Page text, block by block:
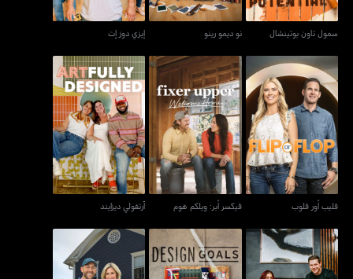
سمول تاون بوتينشال نو ديمو رينو إيزي دوز إت
فليب أور فلوب
فليب أور فلوب
فيكسر أبر: ويلكم هوم
فيكسر أبر: ويلكم هوم
آرتفولي ديزايند
آرتفولي ديزايند